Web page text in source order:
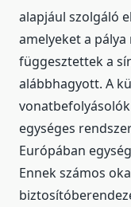
alapjául szolgáló
amelyeket a
függesztettek a
alábbhagyott. A
egységes
Európában
Ennek számos